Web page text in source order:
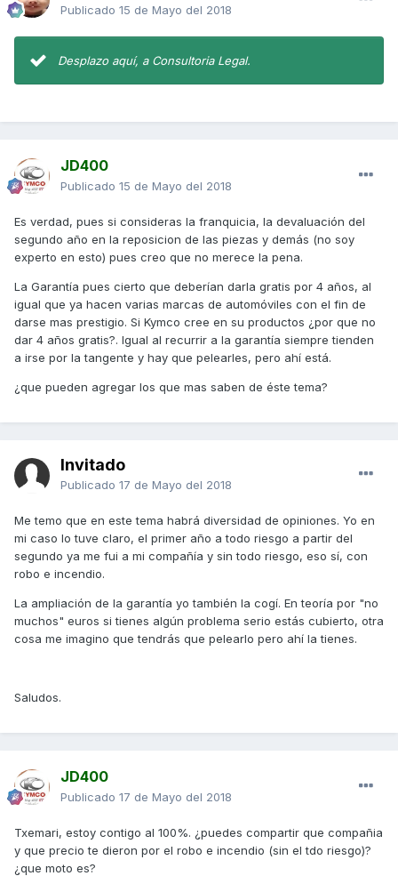
Publicado 15 de Mayo del 2018
Desplazo aquí, a Consultoria Legal.
JD400
Publicado 15 de Mayo del 2018
Es verdad, pues si consideras la franquicia, la devaluación del
segundo año en la reposicion de las piezas y demás (no soy
experto en esto) pues creo que no merece la pena.
La Garantía pues cierto que deberían darla gratis por 4 años, al
igual que ya hacen varias marcas de automóviles con el fin de
darse mas prestigio. Si Kymco cree en su productos ¿por que no
dar 4 años gratis?. Igual al recurrir a la garantía siempre tienden
a irse por la tangente y hay que pelearles, pero ahí está.
¿que pueden agregar los que mas saben de éste tema?
Invitado
Publicado 17 de Mayo del 2018
Me temo que en este tema habrá diversidad de opiniones. Yo en
mi caso lo tuve claro, el primer año a todo riesgo a partir del
segundo ya me fui a mi compañía y sin todo riesgo, eso sí, con
robo e incendio.
La ampliación de la garantía yo también la cogí. En teoría por "no
muchos" euros si tienes algún problema serio estás cubierto, otra
cosa me imagino que tendrás que pelearlo pero ahí la tienes.
Saludos.
JD400
Publicado 17 de Mayo del 2018
Txemari, estoy contigo al 100%. ¿puedes compartir que compañia
y que precio te dieron por el robo e incendio (sin el tdo riesgo)?
¿que moto es?